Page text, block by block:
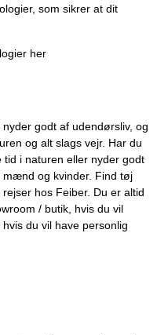
som sikrer at dit
her
godt af udendørsliv, og
og alt slags vejr. Har du
i naturen eller nyder godt
mænd og kvinder. Find tøj
hos Feiber. Du er altid
/ butik, hvis du vil
du vil have personlig